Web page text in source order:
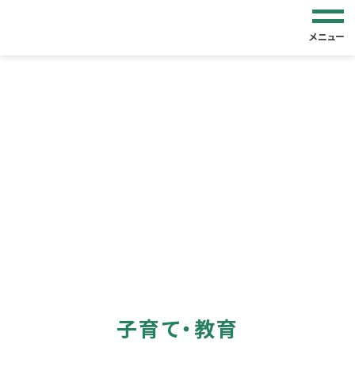
メニュー
子育て・教育